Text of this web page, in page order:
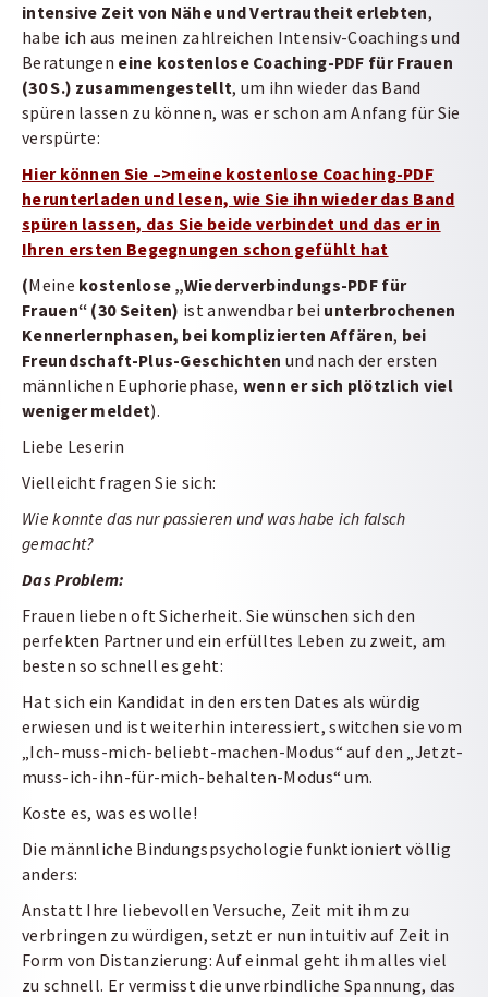
intensive Zeit von Nähe und Vertrautheit erlebten,
habe ich aus meinen zahlreichen Intensiv-Coachings und
Beratungen eine kostenlose Coaching-PDF für Frauen
(30 S.) zusammengestellt, um ihn wieder das Band
spüren lassen zu können, was er schon am Anfang für Sie
verspürte:
Hier können Sie –>meine kostenlose Coaching-PDF
herunterladen und lesen, wie Sie ihn wieder das Band
spüren lassen, das Sie beide verbindet und das er in
Ihren ersten Begegnungen schon gefühlt hat
(Meine kostenlose „Wiederverbindungs-PDF für
Frauen“ (30 Seiten) ist anwendbar bei unterbrochenen
Kennerlernphasen, bei komplizierten Affären, bei
Freundschaft-Plus-Geschichtenund nach der ersten
männlichen Euphoriephase, wenn er sich plötzlich viel
weniger meldet).
Liebe Leserin
Vielleicht fragen Sie sich:
Wie konnte das nur passieren und was habe ich falsch
gemacht?
Das Problem:
Frauen lieben oft Sicherheit. Sie wünschen sich den
perfekten Partner und ein erfülltes Leben zu zweit, am
besten so schnell es geht:
Hat sich ein Kandidat in den ersten Dates als würdig
erwiesen und ist weiterhin interessiert, switchen sie vom
„Ich-muss-mich-beliebt-machen-Modus“ auf den „Jetzt-
muss-ich-ihn-für-mich-behalten-Modus“ um.
Koste es, was es wolle!
Die männliche Bindungspsychologie funktioniert völlig
anders:
Anstatt Ihre liebevollen Versuche, Zeit mit ihm zu
verbringen zu würdigen, setzt er nun intuitiv auf Zeit in
Form von Distanzierung: Auf einmal geht ihm alles viel
zu schnell. Er vermisst die unverbindliche Spannung, das